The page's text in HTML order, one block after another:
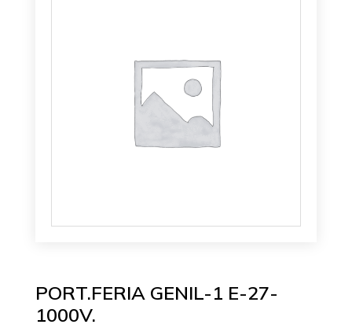
PORT.FERIA GENIL-1 E-27-
1000V.